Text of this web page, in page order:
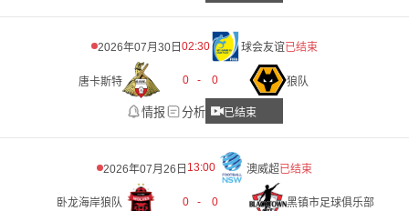
2026年07月30日 02:30 球会友谊已结束
唐卡斯特 0 - 0 狼队
情报 分析 已结束
2026年07月26日 13:00 澳威超已结束
卧龙海岸狼队 0 - 0 黑镇市足球俱乐部